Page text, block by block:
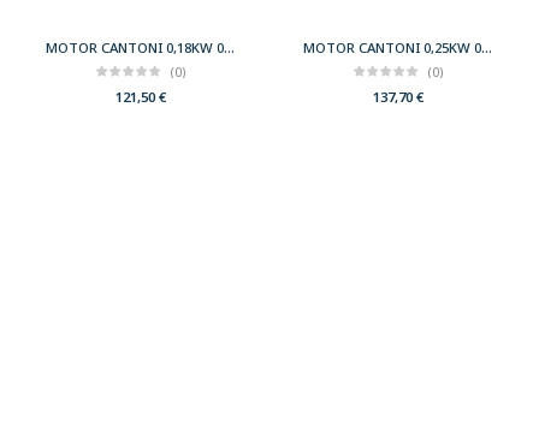
MOTOR CANTONI 0,18KW 0,25CV 3000 B3 T63 230/400 IE2
(0)
121,50€
MOTOR CANTONI 0,25KW 0,33CV 3000 B14 T63 230/400 IE2
(0)
137,70€